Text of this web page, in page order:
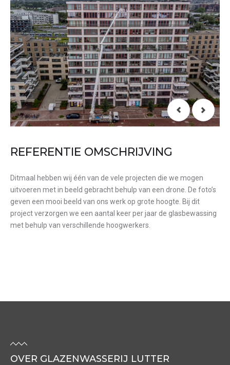
REFERENTIE OMSCHRIJVING
Ditmaal hebben wij één van de vele projecten die we mogen
uitvoeren met in beeld gebracht behulp van een drone. De foto’s
geven een mooi beeld van ons werk op grote hoogte. Bij dit
project verzorgen we een aantal keer per jaar de glasbewassing
met behulp van verschillende hoogwerkers.
OVER GLAZENWASSERIJ LUTTER